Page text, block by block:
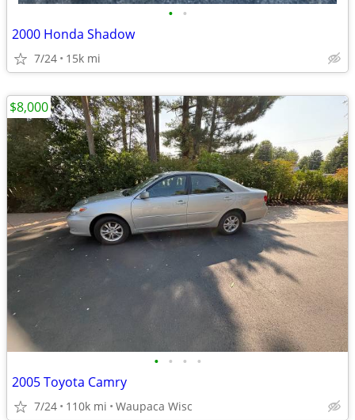
• •
2000 Honda Shadow
7/24 15k mi
• • • •
2005 Toyota Camry
7/24 110k mi Waupaca Wisc
$8,000